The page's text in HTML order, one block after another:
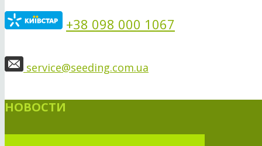
+38 098 000 1067
service@seeding.com.ua
НОВОСТИ